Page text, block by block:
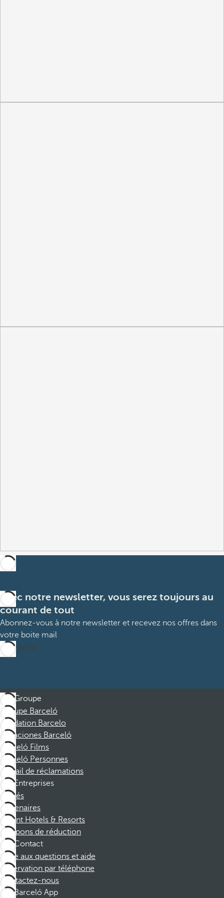
Avec notre newsletter, vous serez toujours au
courant de tout
Abonnez-vous à notre newsletter et recevez nos offres dans
votre boite mail
M’abonner
Groupe
Groupe Barceló
Fondation Barcelo
Vacaciones Barceló
Barceló Films
Barceló Personnes
Portail de réclamations
Entreprises
Affiliés
Partenaires
Dorint Hotels & Resorts
Coupons de réduction
Contact
Foire aux questions et aide
Réservation par téléphone
Contactez-nous
Barceló App